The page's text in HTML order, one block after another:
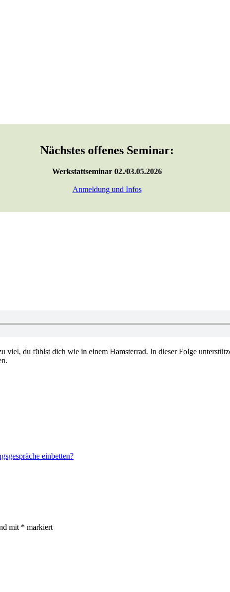
Nächstes offenes Seminar:
Werkstattseminar 02./03.05.2026
Anmeldung und Infos
du fühlst dich wie in einem Hamsterrad. In dieser Folge
einbetten?
mit * markiert